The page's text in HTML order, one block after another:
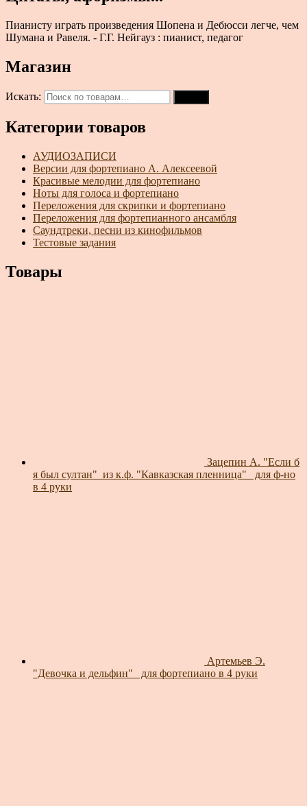
Пианисту играть произведения Шопена и Дебюсси легче, чем
Шумана и Равеля. - Г.Г. Нейгауз : пианист, педагог
Магазин
Искать:
Категории товаров
АУДИОЗАПИСИ
Версии для фортепиано А. Алексеевой
Красивые мелодии для фортепиано
Ноты для голоса и фортепиано
Переложения для скрипки и фортепиано
Переложения для фортепианного ансамбля
Саундтреки, песни из кинофильмов
Тестовые задания
Товары
Зацепин А. "Если б
я был султан"_из к.ф. "Кавказская пленница"_ для ф-но
в 4 руки
Артемьев Э.
"Девочка и дельфин"_ для фортепиано в 4 руки